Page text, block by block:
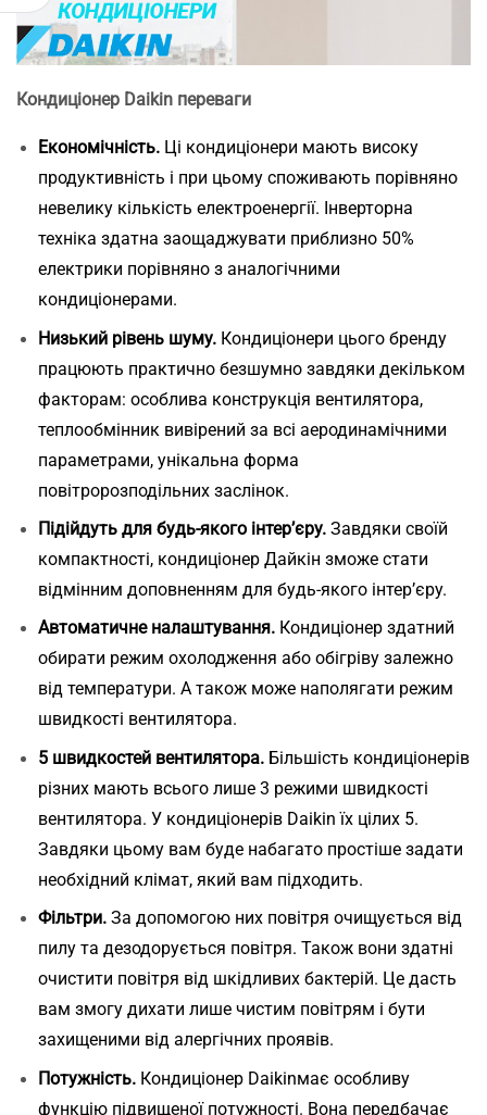
Кондиціонер Daikin переваги
Економічність. Ці кондиціонери мають високу
продуктивність і при цьому споживають порівняно
невелику кількість електроенергії. Інверторна
техніка здатна заощаджувати приблизно 50%
електрики порівняно з аналогічними
кондиціонерами.
Низький рівень шуму. Кондиціонери цього бренду
працюють практично безшумно завдяки декільком
факторам: особлива конструкція вентилятора,
теплообмінник вивірений за всі аеродинамічними
параметрами, унікальна форма
повітророзподільних заслінок.
Підійдуть для будь-якого інтер’єру. Завдяки своїй
компактності, кондиціонер Дайкін зможе стати
відмінним доповненням для будь-якого інтер’єру.
Автоматичне налаштування. Кондиціонер здатний
обирати режим охолодження або обігріву залежно
від температури. А також може наполягати режим
швидкості вентилятора.
5 швидкостей вентилятора. Більшість кондиціонерів
різних мають всього лише 3 режими швидкості
вентилятора. У кондиціонерів Daikin їх цілих 5.
Завдяки цьому вам буде набагато простіше задати
необхідний клімат, який вам підходить.
Фільтри. За допомогою них повітря очищується від
пилу та дезодорується повітря. Також вони здатні
очистити повітря від шкідливих бактерій. Це дасть
вам змогу дихати лише чистим повітрям і бути
захищеними від алергічних проявів.
Потужність. Кондиціонер Daikinмає особливу
функцію підвищеної потужності. Вона передбачає